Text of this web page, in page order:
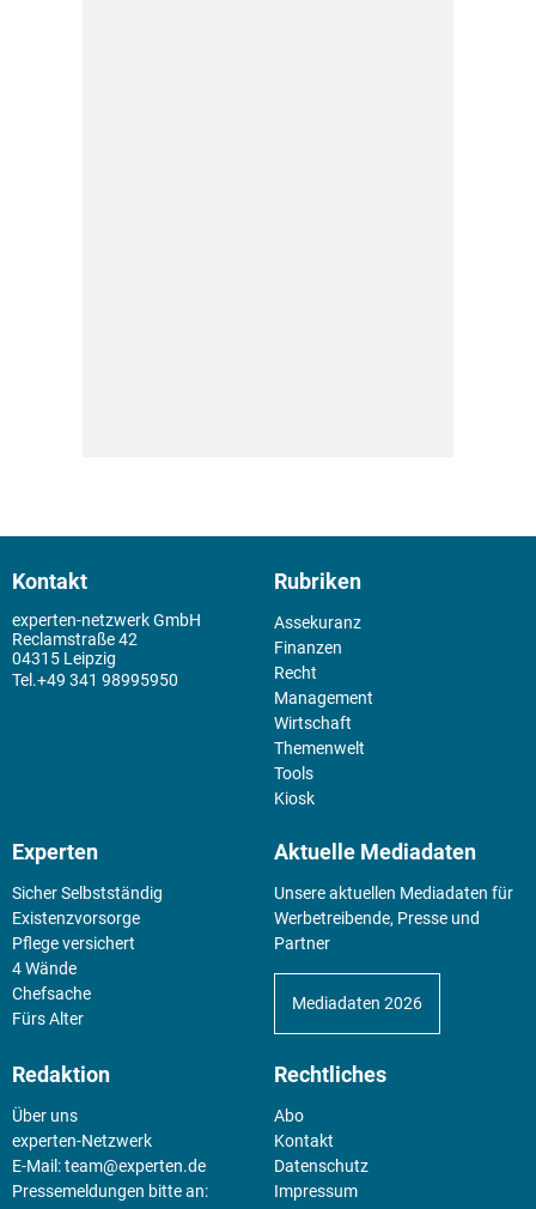
Kontakt
experten-netzwerk GmbH
Reclamstraße 42
04315 Leipzig
+49 341 98995950
Rubriken
Assekuranz
Finanzen
Recht
Management
Wirtschaft
Themenwelt
Tools
Kiosk
Experten
Sicher Selbstständig
Existenz­vorsorge
Pflege versichert
4 Wände
Chefsache
Fürs Alter
Aktuelle Mediadaten
Unsere aktuellen Mediadaten für
Werbetreibende, Presse und
Partner
Mediadaten 2026
Redaktion
Über uns
experten-Netzwerk
E-Mail:team@experten.de
Pressemeldungen bitte an:
Rechtliches
Abo
Kontakt
Datenschutz
Impressum